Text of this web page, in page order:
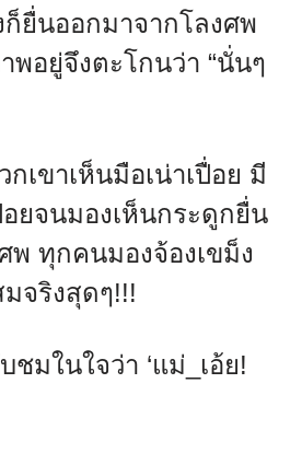
ยื่นออกมาจากโลงศพ
พอยู่จึงตะโกนว่า “นั่นๆ
เขาเห็นมือเน่าเปื่อย มี
อยจนมองเห็นกระดูกยื่น
พ ทุกคนมองจ้องเขม็ง
จริงสุดๆ!!!
มในใจว่า ‘แม่_เอ้ย!